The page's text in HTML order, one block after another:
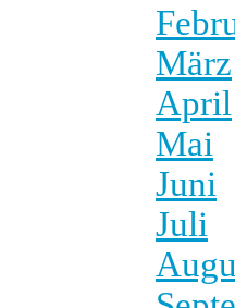
März
April
Mai
Juni
Juli